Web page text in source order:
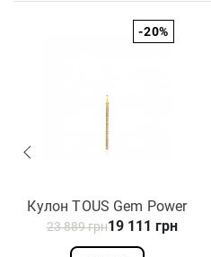
-20%
Кулон TOUS Gem Power
812444030
23 889 грн19 111 грн